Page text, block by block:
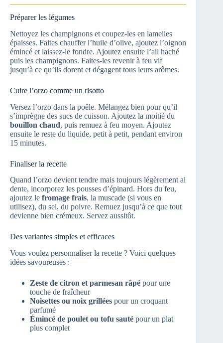
Préparer les légumes
Nettoyez les champignons et coupez-les en lamelles
épaisses. Faites chauffer l’huile d’olive, ajoutez l’oignon
émincé et laissez-le fondre. Ajoutez ensuite l’ail haché
puis les champignons. Faites-les revenir à feu vif
jusqu’à ce qu’ils dorent et dégagent tous leurs arômes.
Cuire l’orzo comme un risotto
Versez l’orzo dans la poêle. Mélangez bien pour qu’il
s’imprègne des sucs de cuisson. Ajoutez la moitié du
bouillon chaud, puis remuez à feu moyen. Ajoutez
ensuite le reste du liquide, petit à petit, pendant environ
15 minutes.
Finaliser la recette
Quand l’orzo devient tendre mais toujours légèrement al
dente, incorporez les pousses d’épinard. Hors du feu,
ajoutez le fromage frais, la muscade (si vous en
utilisez), du sel, du poivre. Remuez jusqu’à ce que tout
devienne bien crémeux. Servez aussitôt.
Des variantes simples et efficaces
Vous voulez personnaliser la recette ? Voici quelques
idées savoureuses :
Zeste de citron et parmesan râpé pour une
touche de fraîcheur
Noisettes ou noix grillées pour un croquant
parfumé
Émincé de poulet ou tofu sauté pour un plat
plus complet